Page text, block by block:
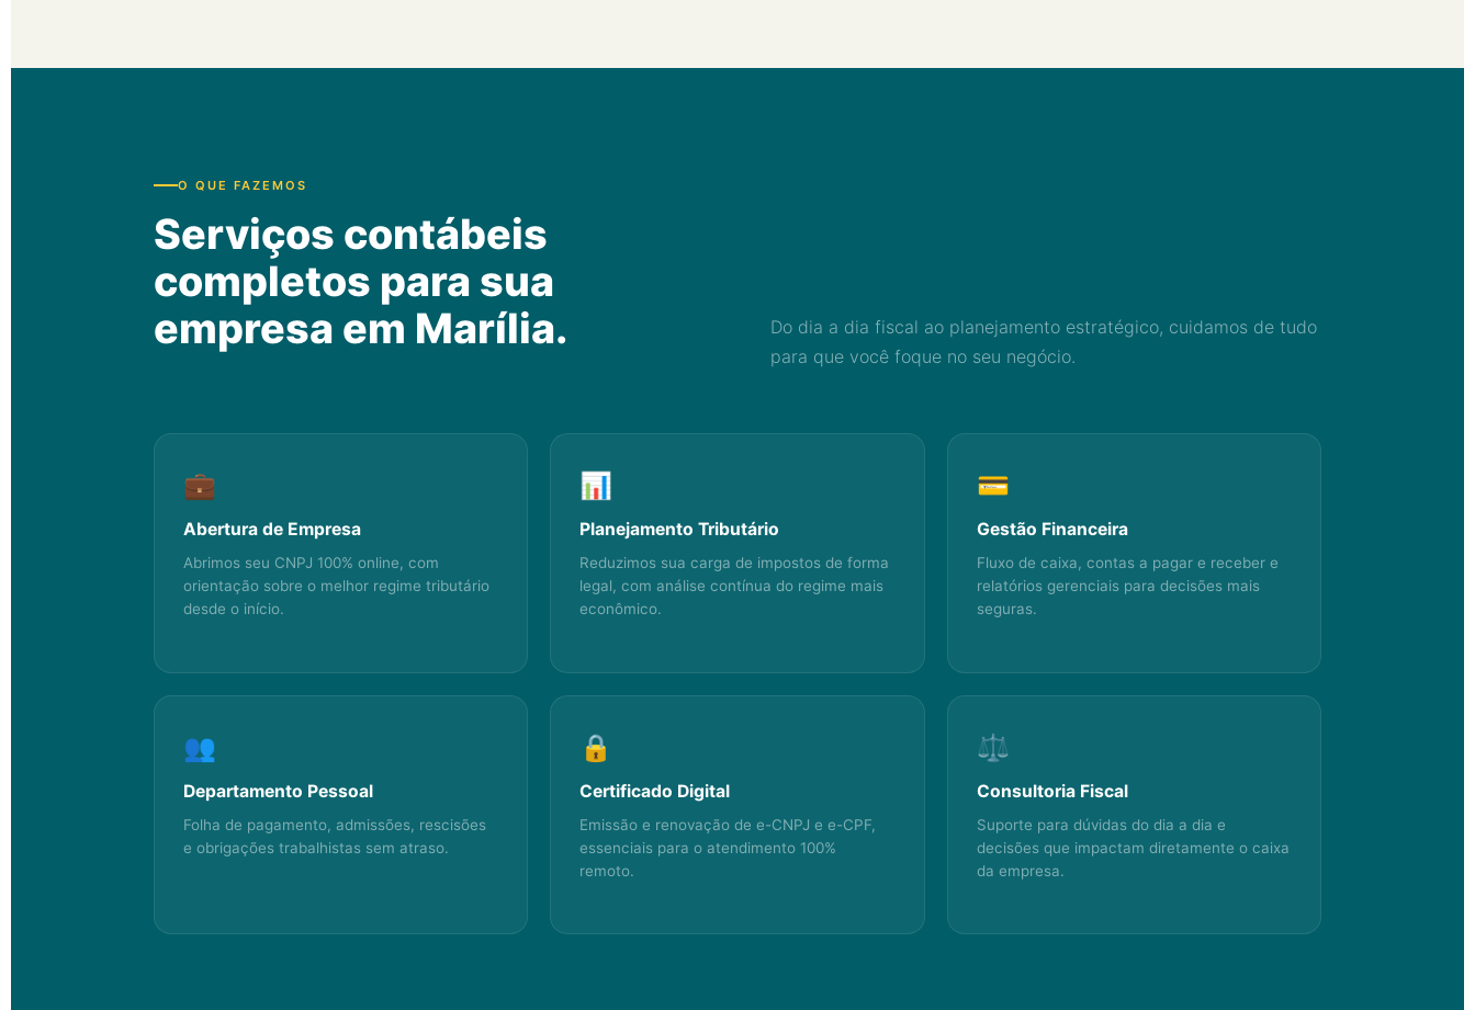
O QUE FAZEMOS
Serviços contábeis
completos para sua
empresa em Marília.
Do dia a dia fiscal ao planejamento estratégico, cuidamos de tudo
para que você foque no seu negócio.
💼
Abertura de Empresa
Abrimos seu CNPJ 100% online, com
orientação sobre o melhor regime tributário
desde o início.
📊
Planejamento Tributário
Reduzimos sua carga de impostos de forma
legal, com análise contínua do regime mais
econômico.
💳
Gestão Financeira
Fluxo de caixa, contas a pagar e receber e
relatórios gerenciais para decisões mais
seguras.
👥
Departamento Pessoal
Folha de pagamento, admissões, rescisões
e obrigações trabalhistas sem atraso.
🔒
Certificado Digital
Emissão e renovação de e-CNPJ e e-CPF,
essenciais para o atendimento 100%
remoto.
⚖️
Consultoria Fiscal
Suporte para dúvidas do dia a dia e
decisões que impactam diretamente o caixa
da empresa.